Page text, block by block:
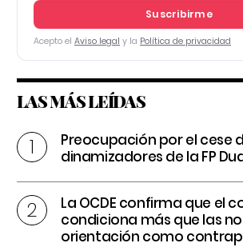
Suscribirme
Acepto el Aviso legal y la Política de privacidad
LAS MÁS LEÍDAS
Preocupación por el cese
dinamizadores de la FP
La OCDE confirma que el
condiciona más que las
orientación como